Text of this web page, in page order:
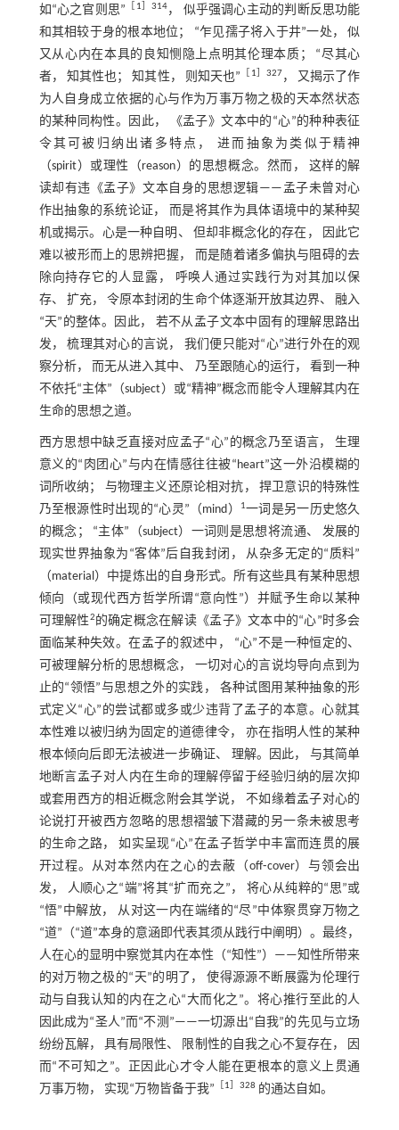
如“心之官则思”
1 ］314， 似乎强调心主动的判断反思功能
和其相较于身的根本地位； “乍见孺子将入于井”一处， 似
又从心内在本具的良知恻隐上点明其伦理本质； “尽其心
者， 知其性也； 知其性， 则知天也”
1 ］327 ， 又揭示了作
为人自身成立依据的心与作为万事万物之极的天本然状态
的某种同构性。因此， 《孟子》文本中的“心”的种种表征
令其可被归纳出诸多特点， 进而抽象为类似于精神
（spirit）或理性（reason）的思想概念。然而， 这样的解
读却有违《孟子》文本自身的思想逻辑——孟子未曾对心
作出抽象的系统论证， 而是将其作为具体语境中的某种契
机或揭示。心是一种自明、 但却非概念化的存在， 因此它
难以被形而上的思辨把握， 而是随着诸多偏执与阻碍的去
除向持存它的人显露， 呼唤人通过实践行为对其加以保
存、 扩充， 令原本封闭的生命个体逐渐开放其边界、 融入
“天”的整体。因此， 若不从孟子文本中固有的理解思路出
发， 梳理其对心的言说， 我们便只能对“心”进行外在的观
察分析， 而无从进入其中、 乃至跟随心的运行， 看到一种
不依托“主体”（subject）或“精神”概念而能令人理解其内在
生命的思想之道。
西方思想中缺乏直接对应孟子“心”的概念乃至语言， 生理
意义的“肉团心”与内在情感往往被“heart”这一外沿模糊的
词所收纳； 与物理主义还原论相对抗， 捍卫意识的特殊性
乃至根源性时出现的“心灵”（mind）
1一词是另一历史悠久
的概念； “主体”（subject）一词则是思想将流通、 发展的
现实世界抽象为“客体”后自我封闭， 从杂多无定的“质料”
（material）中提炼出的自身形式。所有这些具有某种思想
倾向（或现代西方哲学所谓“意向性”）并赋予生命以某种
可理解性2 的确定概念在解读《孟子》文本中的“心”时多会
面临某种失效。在孟子的叙述中， “心”不是一种恒定的、
可被理解分析的思想概念， 一切对心的言说均导向点到为
止的“领悟”与思想之外的实践， 各种试图用某种抽象的形
式定义“心”的尝试都或多或少违背了孟子的本意。心就其
本性难以被归纳为固定的道德律令， 亦在指明人性的某种
根本倾向后即无法被进一步确证、 理解。因此， 与其简单
地断言孟子对人内在生命的理解停留于经验归纳的层次抑
或套用西方的相近概念附会其学说， 不如缘着孟子对心的
论说打开被西方忽略的思想褶皱下潜藏的另一条未被思考
的生命之路， 如实呈现“心”在孟子哲学中丰富而连贯的展
开过程。从对本然内在之心的去蔽（off⁃cover）与领会出
发， 人顺心之“端”将其“扩而充之”， 将心从纯粹的“思”或
“悟”中解放， 从对这一内在端绪的“尽”中体察贯穿万物之
“道”（“道”本身的意涵即代表其须从践行中阐明）。最终，
人在心的显明中察觉其内在本性（“知性”）——知性所带来
的对万物之极的“天”的明了， 使得源源不断展露为伦理行
动与自我认知的内在之心“大而化之”。将心推行至此的人
因此成为“圣人”而“不测”——一切源出“自我”的先见与立场
纷纷瓦解， 具有局限性、 限制性的自我之心不复存在， 因
而“不可知之”。正因此心才令人能在更根本的意义上贯通
万事万物， 实现“万物皆备于我”
1 ］328 的通达自如。